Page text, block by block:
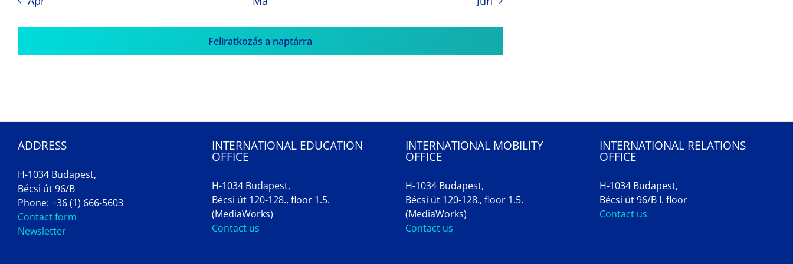
Feliratkozás a naptárra
ADDRESS
H-1034 Budapest,
Bécsi út 96/B
Phone: +36 (1) 666-5603
Contact form
Newsletter
INTERNATIONAL EDUCATION
OFFICE
H-1034 Budapest,
Bécsi út 120-128., floor 1.5.
(MediaWorks)
Contact us
INTERNATIONAL MOBILITY
OFFICE
H-1034 Budapest,
Bécsi út 120-128., floor 1.5.
(MediaWorks)
Contact us
INTERNATIONAL RELATIONS
OFFICE
H-1034 Budapest,
Bécsi út 96/B I. floor
Contact us